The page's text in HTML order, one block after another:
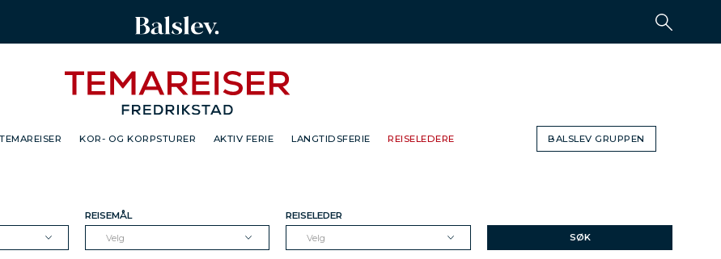
TEMAREISER KOR- OG KORPSTURER AKTIV FERIE LANGTIDSFERIE REISELEDERE BALSLEV GRUPPEN
REISEMÅL
Velg
REISELEDER
Velg
SØK